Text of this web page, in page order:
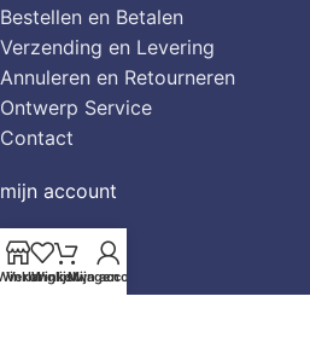
Bestellen en Betalen
Verzending en Levering
Annuleren en Retourneren
Ontwerp Service
Contact
mijn account
Mijn account
Winkelwagen
Mijn Verlanglijst
Verlanglijst
Winkelwagen
Mijn account